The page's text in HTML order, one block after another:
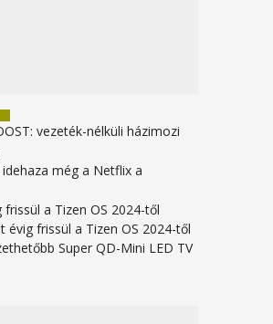
vezeték-nélküli házimozi
még a Netflix a
frissül a Tizen OS 2024-től
évig frissül a Tizen OS 2024-től
Super QD-Mini LED TV